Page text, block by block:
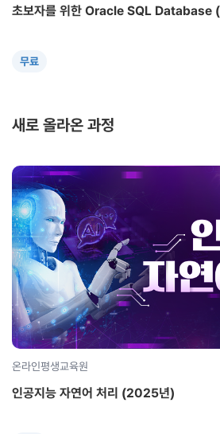
초보자를 위한 Oracle SQL Database
무료
새로 올라온 과정
온라인평생교육원
인공지능 자연어 처리 (2025년)